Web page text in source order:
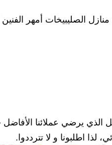
الصليبيخات أمهر
الذي يرضي عملائنا
لذا اطلبونا و لا تترددوا.